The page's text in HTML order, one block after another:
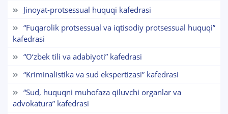
Jinoyat-protsessual huquqi kafedrasi
“Fuqarolik protsessual va iqtisodiy protsessual huquqi”
kafedrasi
“O‘zbek tili va adabiyoti” kafedrasi
“Kriminalistika va sud ekspertizasi” kafedrasi
“Sud, huquqni muhofaza qiluvchi organlar va
advokatura” kafedrasi
Assalomu alaykum! TDYU qabul murojaatlari
chatiga xush kelibsiz.
Qabul bo'yicha murojaatlaringizni ushbu
chatda qoldiring.
Mavzuni tanlang — keyin shu mavzudagi aniq
savollar chiqadi: